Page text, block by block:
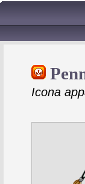
Icona